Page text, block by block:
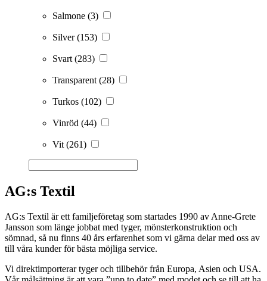
Salmone (3)
Silver(153)
Svart (283)
Transparent (28)
Turkos (102)
Vinröd (44)
Vit (261)
AG:s Textil
AG:s Textil är ett familjeföretag som startades 1990 av Anne-Grete
Jansson som länge jobbat med tyger, mönsterkonstruktion och
sömnad, så nu finns 40 års erfarenhet som vi gärna delar med oss av
till våra kunder för bästa möjliga service.
Vi direktimporterar tyger och tillbehör från Europa, Asien och USA.